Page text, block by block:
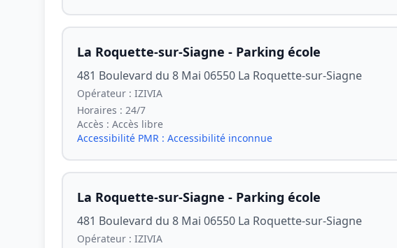
La Roquette-sur-Siagne - Parking école
481 Boulevard du 8 Mai 06550 La Roquette-sur-Siagne
Opérateur : IZIVIA
Horaires : 24/7
Accès : Accès libre
Accessibilité PMR : Accessibilité inconnue
La Roquette-sur-Siagne - Parking école
481 Boulevard du 8 Mai 06550 La Roquette-sur-Siagne
Opérateur : IZIVIA